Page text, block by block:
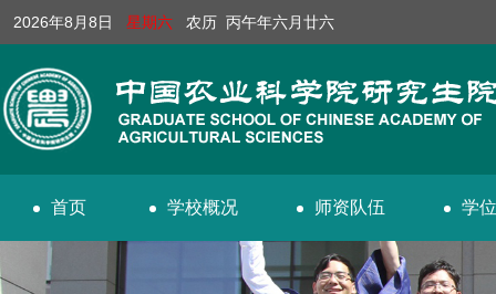
2026年8月8日 星期六 农历 丙午年六月廿六
首页 学校概况 师资队伍 学